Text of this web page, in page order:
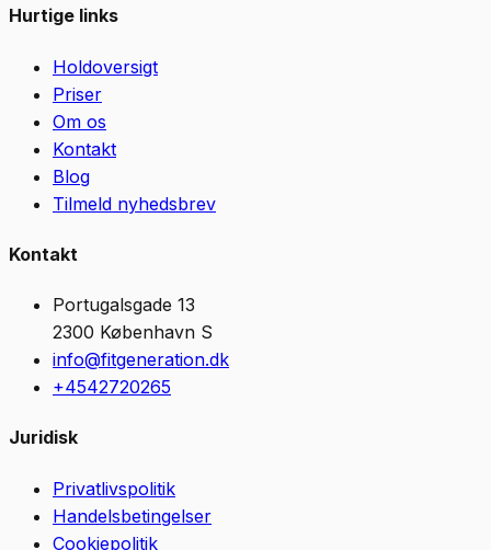
Hurtige links
Holdoversigt
Priser
Om os
Kontakt
Blog
Tilmeld nyhedsbrev
Kontakt
Portugalsgade 13
2300 København S
info@fitgeneration.dk
+4542720265
Juridisk
Privatlivspolitik
Handelsbetingelser
Cookiepolitik